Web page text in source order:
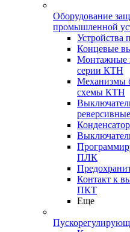
Оборудование
промышленной
Устройства
Концевые
Монтажные
серии КТН
Механизмы
схемы КТН
ПЛК
Контакт к
ПКТ
Еще